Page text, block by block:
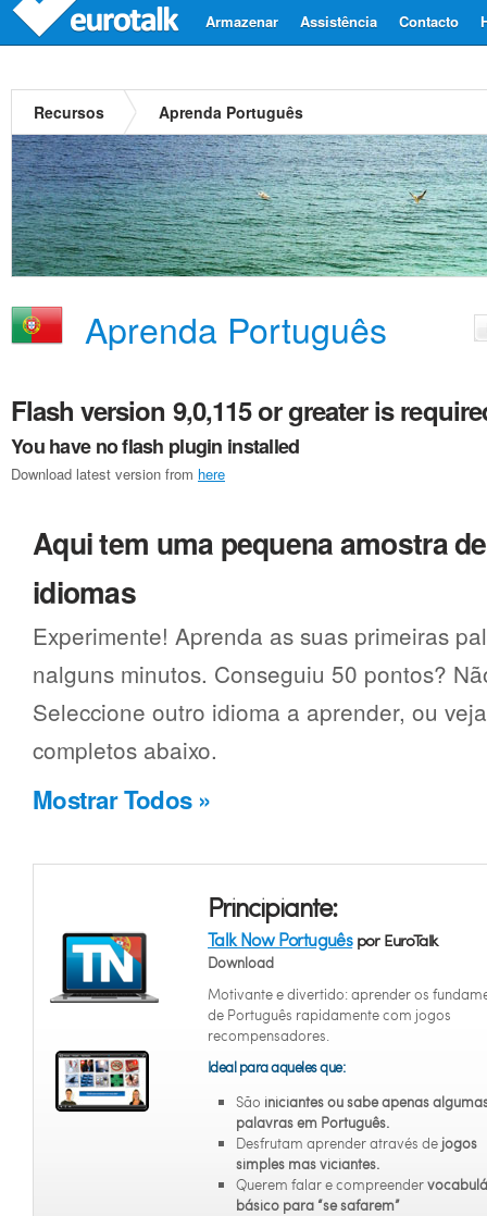
Contacto
Assistência
Armazenar
Recursos Aprenda Português
Aprenda Português
Flash version 9,0,115 or greater is
You have no flash plugin installed
Download latest version from here
Aqui tem uma pequena amostra
idiomas
Experimente! Aprenda as suas primeiras
nalguns minutos. Conseguiu 50 pontos?
Seleccione outro idioma a aprender, ou
completos abaixo.
Mostrar Todos »
Principiante:
Talk Now Portuguêspor EuroTalk
Download
Motivante e divertido: aprender os
de Português rapidamente com jogos
recompensadores.
Ideal para aqueles que:
São iniciantesou sabe apenas
palavras em Português.
Desfrutam aprender através de jogos
simples mas viciantes.
Querem falar e compreender
básico para “se safarem”